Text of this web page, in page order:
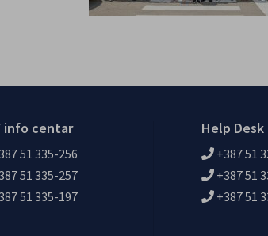
info centar
51 335-256
51 335-257
51 335-197
Help Desk
+387 51
+387 51
+387 51